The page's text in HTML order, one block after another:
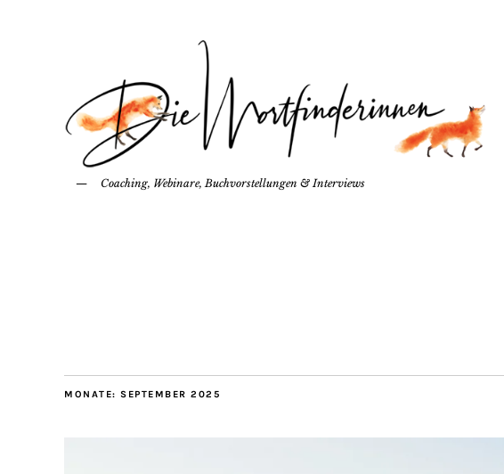
Coaching, Webinare, Buchvorstellungen & Interviews
MONATE: SEPTEMBER 2025